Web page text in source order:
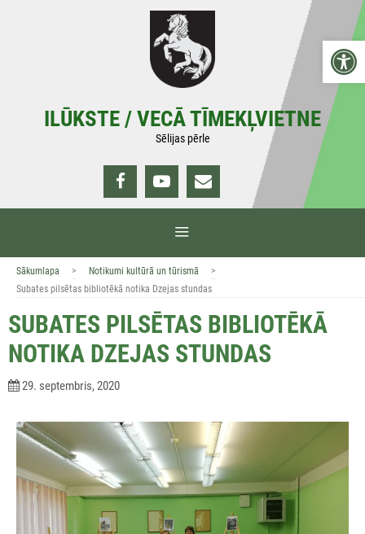
ILŪKSTE / VECĀ TĪMEKĻVIETNE
Sēlijas pērle
Sākumlapa > Notikumi kultūrā un tūrismā
>
Subates pilsētas bibliotēkā notika Dzejas stundas
SUBATES PILSĒTAS BIBLIOTĒKĀ
NOTIKA DZEJAS STUNDAS
29. septembris, 2020